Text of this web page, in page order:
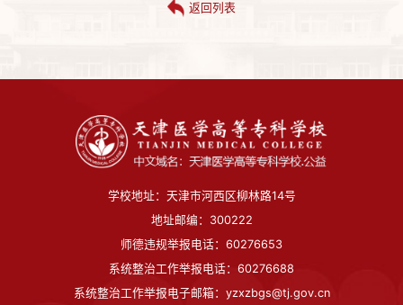
返回列表
学校地址：天津市河西区柳林路14号
地址邮编：300222
师德违规举报电话：60276653
系统整治工作举报电话：60276688
系统整治工作举报电子邮箱：yzxzbgs@tj.gov.cn